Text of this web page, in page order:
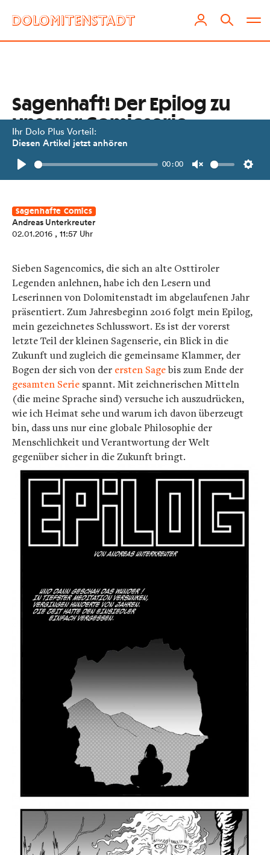
Ihr Dolo Plus Vorteil:
Diesen Artikel jetzt anhören
Play
00:00
Unmute
Sagenhaft! Der Epilog zu
unserer Comicserie
Das achte und letzte Kapitel entwirft
ein eher düsteres Zukunftsbild.
Sagenhafte Comics
Andreas Unterkreuter
02.01.2016 , 11:57 Uhr
Sieben Sagencomics, die sich an alte Osttiroler
Legenden anlehnen, habe ich den Lesern und
Leserinnen von Dolomitenstadt im abgelaufenen Jahr
präsentiert. Zum Jahresbeginn 2016 folgt mein Epilog,
mein gezeichnetes Schlusswort. Es ist der vorerst
letzte Teil der kleinen Sagenserie, ein Blick in die
Zukunft und zugleich die gemeinsame Klammer, der
Bogen der sich von der ersten Sagebis zum Ende der
gesamten Serie spannt. Mit zeichnerischen Mitteln
(die meine Sprache sind) versuche ich auszudrücken,
wie ich Heimat sehe und warum ich davon überzeugt
bin, dass uns nur eine globale Philosophie der
Menschlichkeit und Verantwortung der Welt
gegenüber sicher in die Zukunft bringt.